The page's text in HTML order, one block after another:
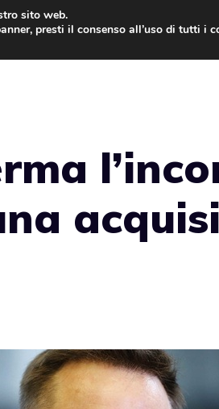
sito web.
presti il consenso all’uso di tutti i